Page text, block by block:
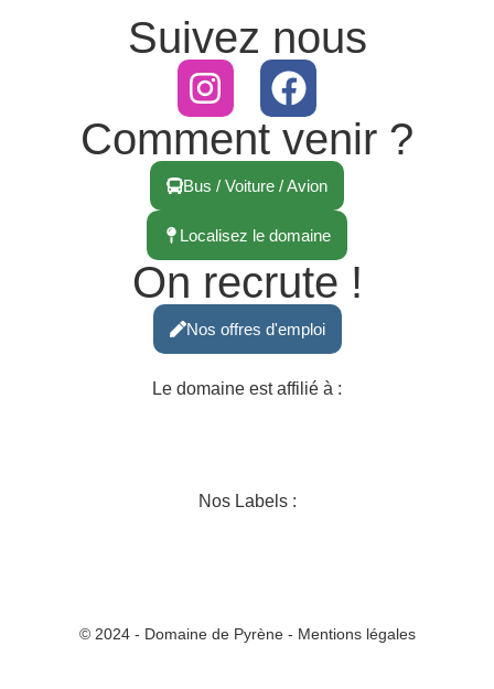
Suivez nous
Comment venir ?
Bus / Voiture / Avion
Localisez le domaine
On recrute !
Nos offres d'emploi
Le domaine est affilié à :
Nos Labels :
© 2024 - Domaine de Pyrène - Mentions légales